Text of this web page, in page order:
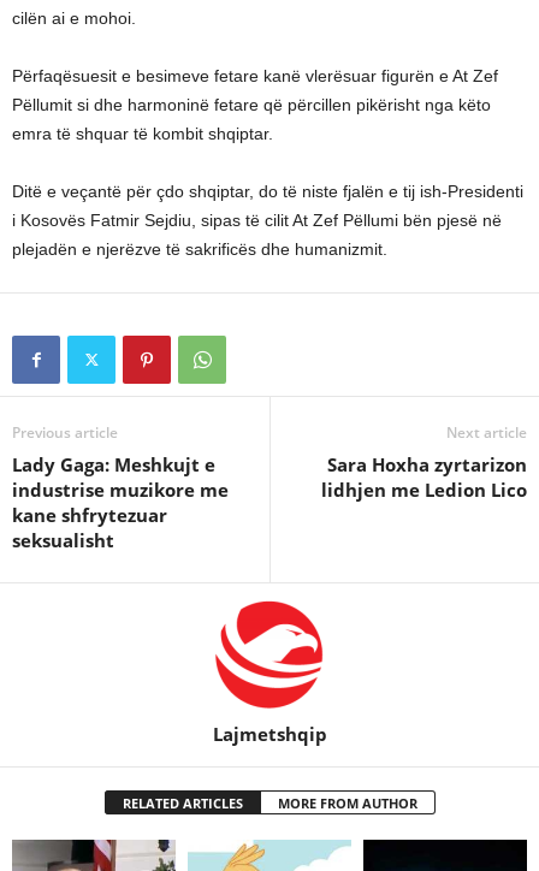
cilën ai e mohoi.
Përfaqësuesit e besimeve fetare kanë vlerësuar figurën e At Zef
Pëllumit si dhe harmoninë fetare që përcillen pikërisht nga këto
emra të shquar të kombit shqiptar.
Ditë e veçantë për çdo shqiptar, do të niste fjalën e tij ish-Presidenti
i Kosovës Fatmir Sejdiu, sipas të cilit At Zef Pëllumi bën pjesë në
plejadën e njerëzve të sakrificës dhe humanizmit.
Previous article
Lady Gaga: Meshkujt e
industrise muzikore me
kane shfrytezuar
seksualisht
Next article
Sara Hoxha zyrtarizon
lidhjen me Ledion Lico
Lajmetshqip
RELATED ARTICLES MORE FROM AUTHOR